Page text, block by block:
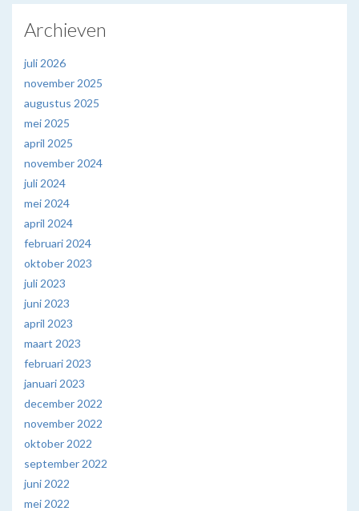
Archieven
juli 2026
november 2025
augustus 2025
mei 2025
april 2025
november 2024
juli 2024
mei 2024
april 2024
februari 2024
oktober 2023
juli 2023
juni 2023
april 2023
maart 2023
februari 2023
januari 2023
december 2022
november 2022
oktober 2022
september 2022
juni 2022
mei 2022